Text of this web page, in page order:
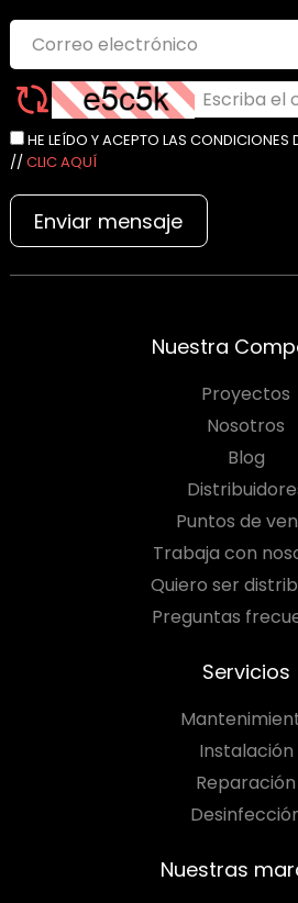
NO TIENES
HE LEÍDO Y ACEPTO LAS CONDICIONES
// CLIC AQUÍ
Enviar mensaje
Nuestra
Proyectos
Nosotros
Blog
Puntos de
Trabaja con
Quiero ser
Preguntas
Servicios
Instalación
Reparación
Nuestras